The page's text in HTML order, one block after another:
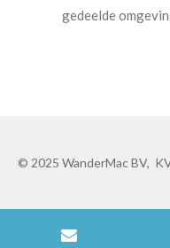
gedeelde
© 2025 WanderMac BV,